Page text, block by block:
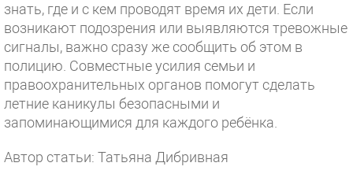
знать, где и с кем проводят время их дети. Если
возникают подозрения или выявляются тревожные
сигналы, важно сразу же сообщить об этом в
полицию. Совместные усилия семьи и
правоохранительных органов помогут сделать
летние каникулы безопасными и
запоминающимися для каждого ребёнка.
Автор статьи: Татьяна Дибривная